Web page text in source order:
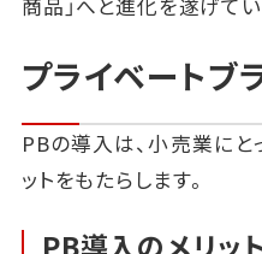
商品」へと進化を遂げてい
プライベートブ
PBの導入は、小売業に
ットをもたらします。
PB導入のメリッ